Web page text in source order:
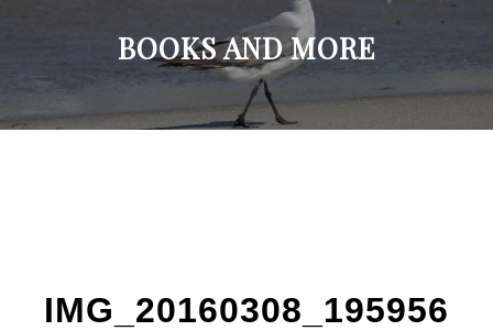
BOOKS AND MORE
IMG_20160308_195956